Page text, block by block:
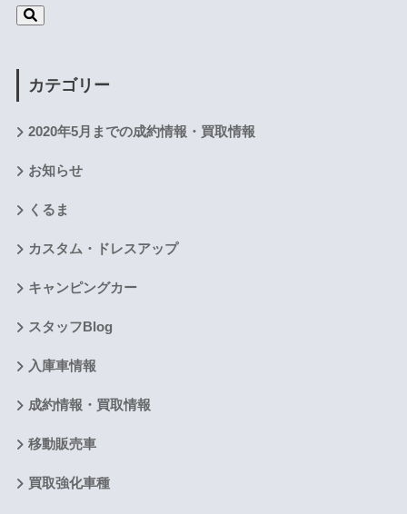
カテゴリー
2020年5月までの成約情報・買取情報
お知らせ
くるま
カスタム・ドレスアップ
キャンピングカー
スタッフBlog
入庫車情報
成約情報・買取情報
移動販売車
買取強化車種